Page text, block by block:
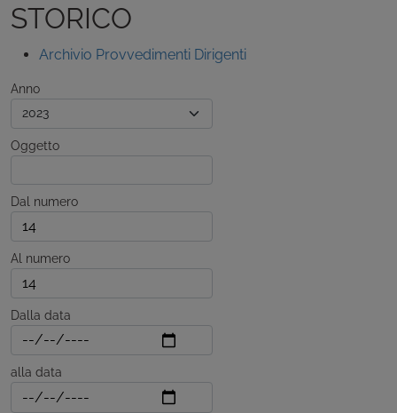
STORICO
Archivio Provvedimenti Dirigenti
Anno
Oggetto
Dal numero
Al numero
Dalla data
alla data